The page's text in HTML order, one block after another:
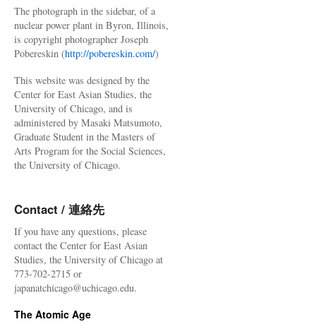
The photograph in the sidebar, of a
nuclear power plant in Byron, Illinois,
is copyright photographer Joseph
Pobereskin (http://pobereskin.com/)
This website was designed by the
Center for East Asian Studies, the
University of Chicago, and is
administered by Masaki Matsumoto,
Graduate Student in the Masters of
Arts Program for the Social Sciences,
the University of Chicago.
Contact / 連絡先
If you have any questions, please
contact the Center for East Asian
Studies, the University of Chicago at
773-702-2715 or
japanatchicago@uchicago.edu.
The Atomic Age